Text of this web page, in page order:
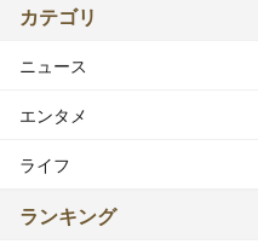
カテゴリ
ニュース
エンタメ
ライフ
ランキング